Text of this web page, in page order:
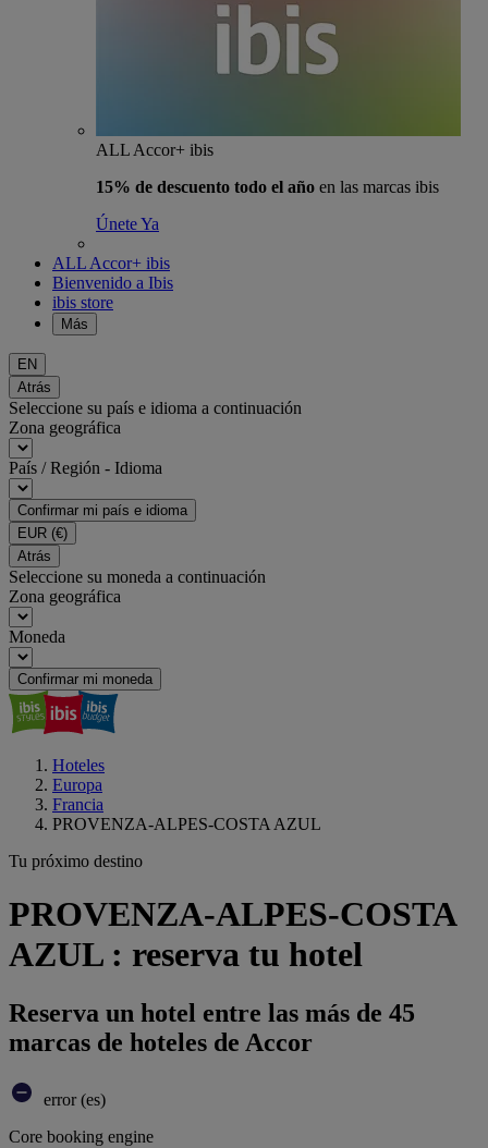
ALL Accor+ ibis
15% de descuento todo el año en las marcas ibis
Únete Ya
ALL Accor+ ibis
Bienvenido a Ibis
ibis store
Más
EN
Atrás
Seleccione su país e idioma a continuación
Zona geográfica
País / Región - Idioma
Confirmar mi país e idioma
EUR (€)
Atrás
Seleccione su moneda a continuación
Zona geográfica
Moneda
Confirmar mi moneda
Hoteles
Europa
Francia
PROVENZA-ALPES-COSTA AZUL
Tu próximo destino
PROVENZA-ALPES-COSTA
AZUL : reserva tu hotel
Reserva un hotel entre las más de 45
marcas de hoteles de Accor
error (es)
Core booking engine